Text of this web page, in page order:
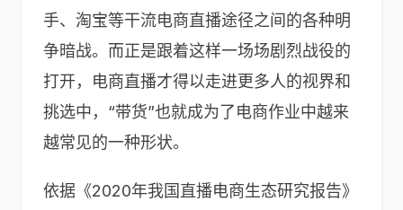
手、淘宝等干流电商直播途径之间的各种明
争暗战。而正是跟着这样一场场剧烈战役的
打开，电商直播才得以走进更多人的视界和
挑选中，“带货”也就成为了电商作业中越来
越常见的一种形状。
依据《2020年我国直播电商生态研究报告》